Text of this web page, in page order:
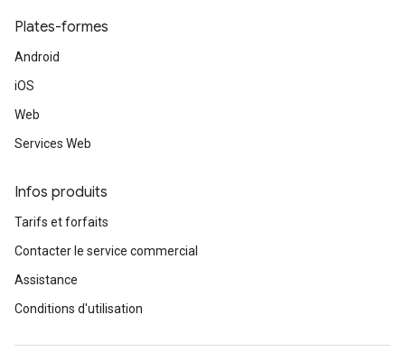
Plates-formes
Android
iOS
Web
Services Web
Infos produits
Tarifs et forfaits
Contacter le service commercial
Assistance
Conditions d'utilisation